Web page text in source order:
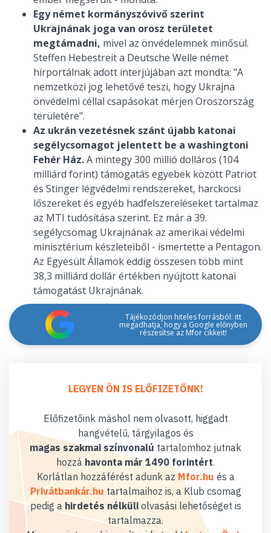
Egy német kormányszóvivő szerint
Ukrajnának joga van orosz területet
megtámadni, mivel az önvédelemnek minősül.
Steffen Hebestreit a Deutsche Welle német
hírportálnak adott interjújában azt mondta: "A
nemzetközi jog lehetővé teszi, hogy Ukrajna
önvédelmi céllal csapásokat mérjen Oroszország
területére".
Az ukrán vezetésnek szánt újabb katonai
segélycsomagot jelentett be a washingtoni
Fehér Ház.A mintegy 300 millió dolláros (104
milliárd forint) támogatás egyebek között Patriot
és Stinger légvédelmi rendszereket, harckocsi
lőszereket és egyéb hadfelszereléseket tartalmaz
az MTI tudósítása szerint. Ez már a 39.
segélycsomag Ukrajnának az amerikai védelmi
minisztérium készleteiből - ismertette a Pentagon.
Az Egyesült Államok eddig összesen több mint
38,3 milliárd dollár értékben nyújtott katonai
támogatást Ukrajnának.
Tájékozódjon hiteles forrásból: itt
megadhatja, hogy a Google előnyben
részesítse az Mfor cikkeit!
LEGYEN ÖN IS ELŐFIZETŐNK!
Előfizetőink máshol nem olvasott, higgadt
hangvételű, tárgyilagos és
magas szakmai színvonalú tartalomhoz jutnak
hozzáhavonta már 1490 forintért.
Korlátlan hozzáférést adunk az Mfor.hu és a
Privátbankár.hu tartalmaihoz is, a Klub csomag
pedig a hirdetés nélküliolvasási lehetőséget is
tartalmazza.